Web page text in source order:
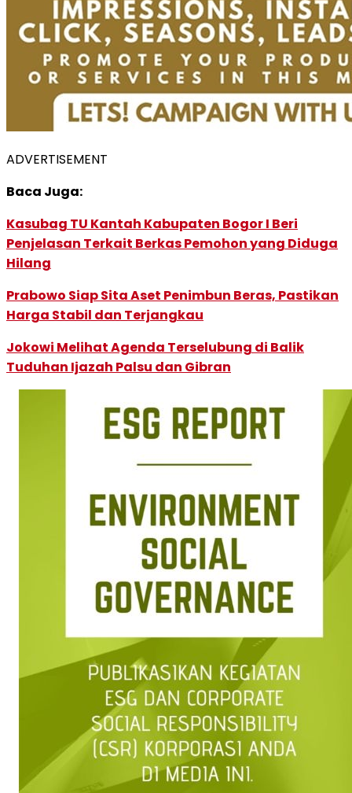
ADVERTISEMENT
Baca Juga:
Kasubag TU Kantah Kabupaten Bogor I Beri
Penjelasan Terkait Berkas Pemohon yang Diduga
Hilang
Prabowo Siap Sita Aset Penimbun Beras, Pastikan
Harga Stabil dan Terjangkau
Jokowi Melihat Agenda Terselubung di Balik
Tuduhan Ijazah Palsu dan Gibran